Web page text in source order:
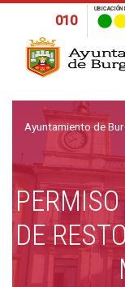
010
UBICACIÓN
Ayuntamiento de
DE